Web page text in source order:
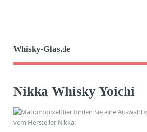
Whisky-Glas.de
Nikka Whisky Yoichi
Hier finden Sie eine Auswahl
vom Hersteller Nikka: